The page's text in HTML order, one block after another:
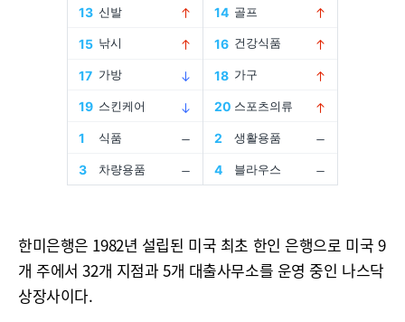
한미은행은 1982년 설립된 미국 최초 한인 은행으로 미국 9
개 주에서 32개 지점과 5개 대출사무소를 운영 중인 나스닥
상장사이다.